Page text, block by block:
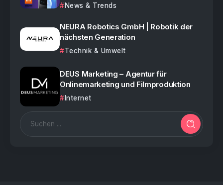
News & Trends
NEURA Robotics GmbH | Robotik der
nächsten Generation
Technik & Umwelt
DEUS Marketing – Agentur für
Onlinemarketing und Filmproduktion
Internet